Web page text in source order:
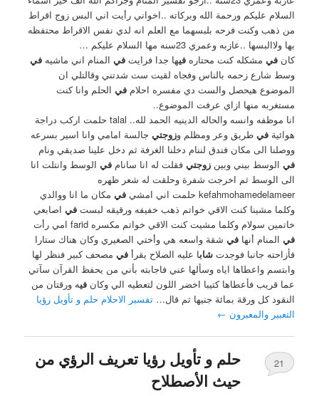
السلام عليكم ورحمة الله وبركاته ..اخواني رأيت اني البس زوج اقراط
من ذهب وكنت فرحه بلبسهما مع العلم انه لدي نفس الاقراط محتفظه
بها ولاالبسها ..عازبه وعمري 23سنه مها السلام عليكم …
كانفي مشكله كنت محتارهفيها جدا فرايتفي المنام اني ماشيهفي
وسط شارع زحمه بالناس وفجاه لقيت ست شدتني وقالتلي ان
الموضوع هيحصل والست دي مفسره احلامفي الحلم وانا كنت
مستغربه منها ازاي عرفت الموضوع..
انا موظفه وانسه والحاله الدينيه الحمد لله.. talal حلمت اركب دراجة
هوائيةفي طريق وعر ومظلم وزوجتي جالسة امامي وانا اسير بسرعه
ووصلنا الى مكان فندق لننام دخلنا الغرفة ثم دخل علينا صديقي ونام
في الوسط بيني وبينزوجتي فقلت له انا سانامفي الوسط وانتلت انا
الى الوسط ثم اخرجت شفرة وحلقت له شعر ظهره
kefahmohamedelameer حلمت اني امشي
في مكان ما انا ووالدي
وكلما مشينا كنت الاقي خواتم ذهب خفيفه ورقيقه لبستفي اصابعي
خاتمين سولام وكلما مشيت كنت الاقي خواتم مكسره farid امي رأت
في المنام أنهافي شقة واسعه هي وأختي الصغيري وكان هناك ستارا
فأزاحته جانبا فوجدتشابا عليه الصلاح يقرأفي مصحف كبير فنظر لها
وابتسم واعطاها اياه وسألها عني فاجابته بأني من يحفظ القرآن سآتي
عما قريب فأعطاها كتيبا اخضر اللون لتعطيه الي وكانفيه ورقتان من
النقود كل ورقة بمائة جنيها ثم قال…تفسير الاحلام حلم و تأويل رؤيا
التعبير والمعبرون ←
حلم و تأويل رؤيا تعريف الرؤي من
حيث الأصطلاح
21